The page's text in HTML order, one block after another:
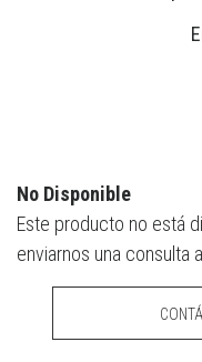
No Disponible
Este producto no está
enviarnos una consulta